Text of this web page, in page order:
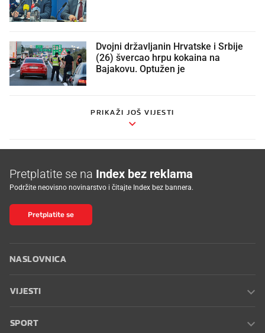
Dvojni državljanin Hrvatske i Srbije
(26) švercao hrpu kokaina na
Bajakovu. Optužen je
PRIKAŽI JOŠ VIJESTI
Pretplatite se na Index bez reklama
Podržite neovisno novinarstvo i čitajte Index bez bannera.
Pretplatite se
NASLOVNICA
VIJESTI
SPORT